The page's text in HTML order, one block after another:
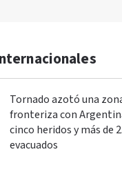
Tornado azotó una
fronteriza con
cinco heridos y más de
evacuados